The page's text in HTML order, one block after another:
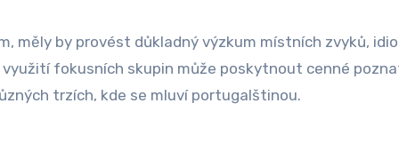
měly by provést důkladný výzkum místních zvyků,
fokusních skupin může poskytnout cenné
trzích, kde se mluví portugalštinou.